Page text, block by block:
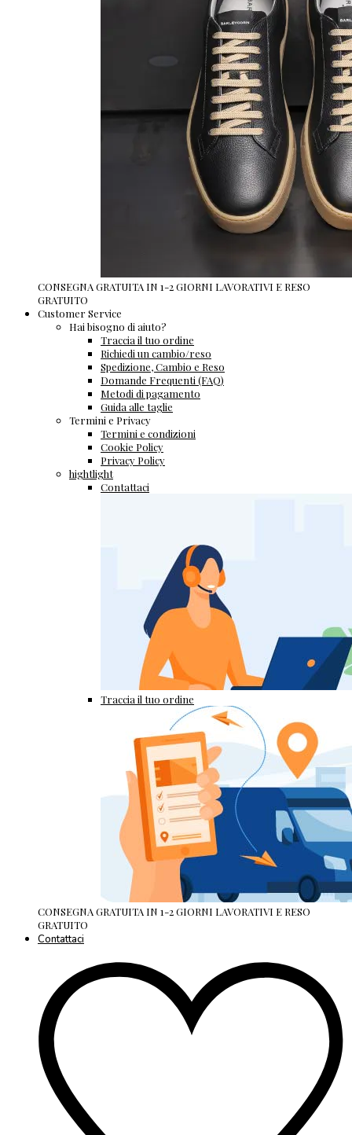
CONSEGNA GRATUITA IN 1-2 GIORNI LAVORATIVI E RESO
GRATUITO
Customer Service
Hai bisogno di aiuto?
Traccia il tuo ordine
Richiedi un cambio/reso
Spedizione, Cambio e Reso
Domande Frequenti (FAQ)
Metodi di pagamento
Guida alle taglie
Termini e Privacy
Termini e condizioni
Cookie Policy
Privacy Policy
hightlight
Contattaci
Traccia il tuo ordine
CONSEGNA GRATUITA IN 1-2 GIORNI LAVORATIVI E RESO
GRATUITO
Contattaci